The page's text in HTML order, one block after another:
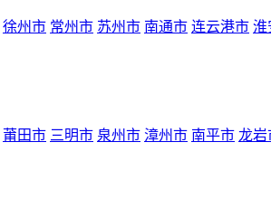
徐州市 常州市 苏州市 南通市 连云港市 淮
莆田市 三明市 泉州市 漳州市 南平市 龙岩